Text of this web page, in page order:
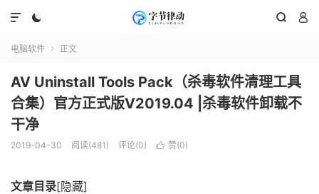
  

电脑软件  正文
AV Uninstall Tools Pack（杀毒软件清理工具
合集）官方正式版V2019.04 |杀毒软件卸载不
干净
2019-04-30 阅读(481) 评论(0)  赞(0)
文章目录[隐藏]